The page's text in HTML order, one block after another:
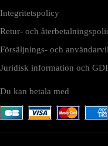
Integritetspolicy
Retur- och
Försäljnings- och
Juridisk information och
Du kan betala med